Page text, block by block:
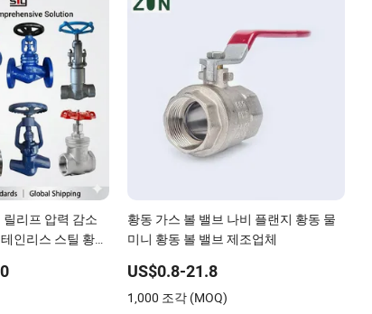
리프 압력 감소
인리스 스틸 황동
황동 가스 볼 밸브 나비 플랜지 황동 물
미니 황동 볼 밸브 제조업체
US$0.8-21.8
1,000 조각 (MOQ)